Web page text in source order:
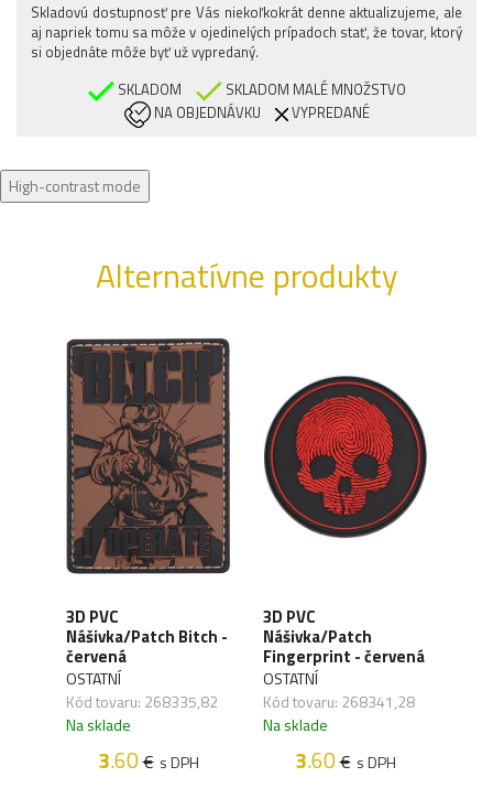
Skladovú dostupnosť pre Vás niekoľkokrát denne aktualizujeme, ale
aj napriek tomu sa môže v ojedinelých prípadoch stať, že tovar, ktorý
si objednáte môže byť už vypredaný.
SKLADOM
SKLADOM MALÉ MNOŽSTVO
NA OBJEDNÁVKU
VYPREDANÉ
High-contrast mode
Alternatívne produkty
3D PVC
Nášivka/Patch Bitch -
červená
OSTATNÍ
Kód tovaru: 268335,82
Na sklade
3.60€ s DPH
3D PVC
Nášivka/Patch
Fingerprint - červená
OSTATNÍ
Kód tovaru: 268341,28
Na sklade
3.60€ s DPH